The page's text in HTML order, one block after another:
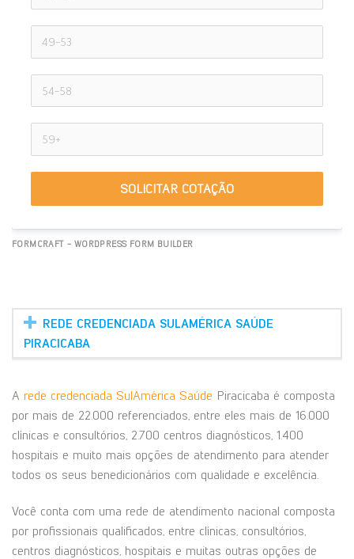
SOLICITAR COTAÇÃO
FORMCRAFT - WORDPRESS FORM BUILDER
REDE CREDENCIADA SULAMÉRICA SAÚDE
PIRACICABA
A rede credenciada SulAmérica Saúde Piracicaba é composta
por mais de 22.000 referenciados, entre eles mais de 16.000
clínicas e consultórios, 2.700 centros diagnósticos, 1.400
hospitais e muito mais opções de atendimento para atender
todos os seus benedicionários com qualidade e excelência.
Você conta com uma rede de atendimento nacional composta
por profissionais qualificados, entre clínicas, consultórios,
centros diagnósticos, hospitais e muitas outras opções de